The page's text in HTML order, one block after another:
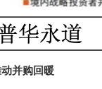
并购回暖